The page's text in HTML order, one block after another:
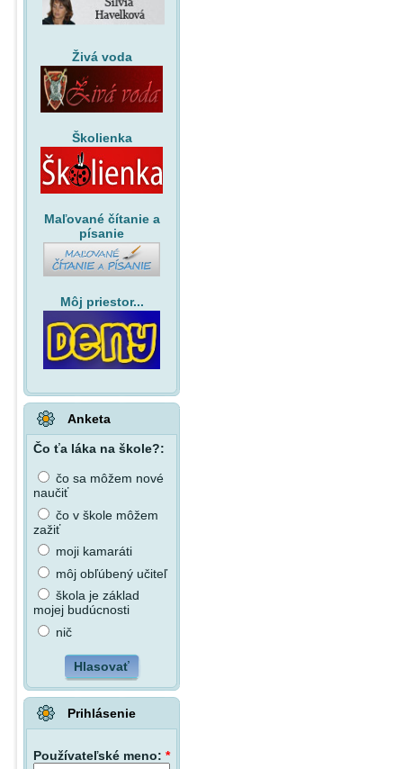
Živá voda
Školienka
Maľované čítanie a
písanie
Môj priestor...
Anketa
Čo ťa láka na škole?:
čo sa môžem nové
naučiť
čo v škole môžem
zažiť
moji kamaráti
môj obľúbený učiteľ
škola je základ
mojej budúcnosti
nič
Hlasovať
Prihlásenie
Používateľské meno: *